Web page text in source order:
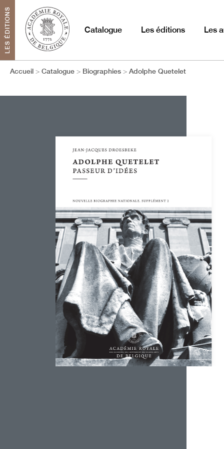
LES ÉDITIONS Catalogue Les éditions Les
Accueil Catalogue Biographies Adolphe Quetelet